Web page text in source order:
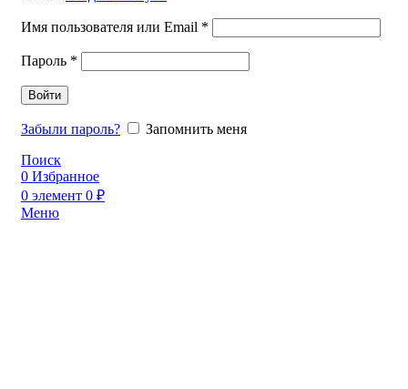
Имя пользователя или Email *
Пароль *
Войти
Забыли пароль?
Запомнить меня
Поиск
0 Избранное
0 элемент 0 ₽
Меню